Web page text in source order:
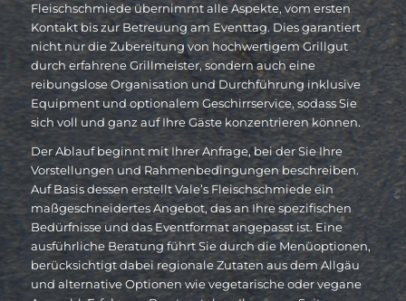
Fleischschmiede übernimmt alle Aspekte, vom ersten
Kontakt bis zur Betreuung am Eventtag. Dies garantiert
nicht nur die Zubereitung von hochwertigem Grillgut
durch erfahrene Grillmeister, sondern auch eine
reibungslose Organisation und Durchführung inklusive
Equipment und optionalem Geschirrservice, sodass Sie
sich voll und ganz auf Ihre Gäste konzentrieren können.
Der Ablauf beginnt mit Ihrer Anfrage, bei der Sie Ihre
Vorstellungen und Rahmenbedingungen beschreiben.
Auf Basis dessen erstellt Vale’s Fleischschmiede ein
maßgeschneidertes Angebot, das an Ihre spezifischen
Bedürfnisse und das Eventformat angepasst ist. Eine
ausführliche Beratung führt Sie durch die Menüoptionen,
berücksichtigt dabei regionale Zutaten aus dem Allgäu
und alternative Optionen wie vegetarische oder vegane